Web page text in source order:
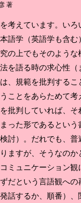
著
考えています。い
語学（英語学も含
の上でもそのよう
を語る時の求心性
、規範を批判する
ことをあらためて
批判していれば、
った形であるとい
討）。だれでも、
ますが、そうなの
ミュニケーション
だという言語観へ
話するか、順番）